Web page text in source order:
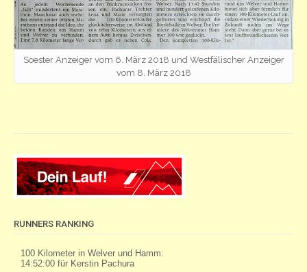
Soester Anzeiger vom 6. März 2018 und Westfälischer Anzeiger
vom 8. März 2018
RUNNERS RANKING